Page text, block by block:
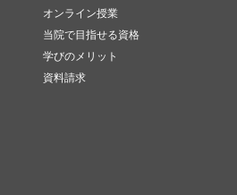
オンライン授業
当院で目指せる資格
学びのメリット
資料請求